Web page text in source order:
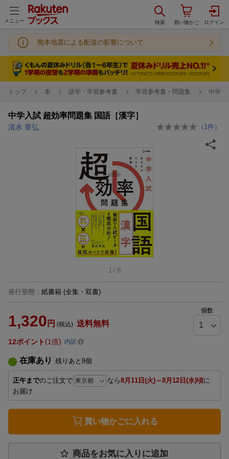
メニュー
熊本地震による配送の影響について
トップ 本 語学・学習参考書 学習参考書・問題集 中学校
中学入試 超効率問題集 国語［漢字］
清水 章弘 （ 1 件）
1 / 8
発行形態 ： 紙書籍 (全集・双書)
1,320 円 (税込) 送料無料
個数
12ポイント 1倍 内訳
在庫あり 残りあと 8個
正午までのご注文で なら8月11日(火)～8月12日(水)頃に
お届け
買い物かごに入れる
商品をお気に入りに追加